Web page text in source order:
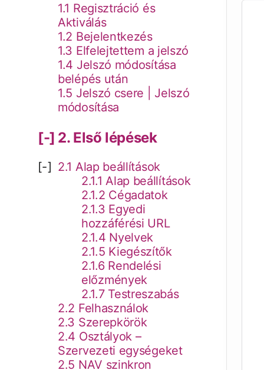
1.1 Regisztráció és
Aktiválás
1.2 Bejelentkezés
1.3 Elfelejtettem a jelszó
1.4 Jelszó módosítása
belépés után
1.5 Jelszó csere | Jelszó
módosítása
2. Első lépések
2.1 Alap beállítások
2.1.1 Alap beállítások
2.1.2 Cégadatok
2.1.3 Egyedi
hozzáférési URL
2.1.4 Nyelvek
2.1.5 Kiegészítők
2.1.6 Rendelési
előzmények
2.1.7 Testreszabás
2.2 Felhasználok
2.3 Szerepkörök
2.4 Osztályok –
Szervezeti egységeket
2.5 NAV szinkron